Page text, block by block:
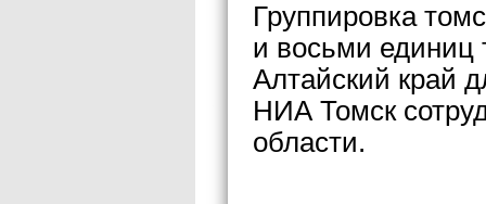
Группировка
и восьми единиц
Алтайский край
НИА Томск
области.